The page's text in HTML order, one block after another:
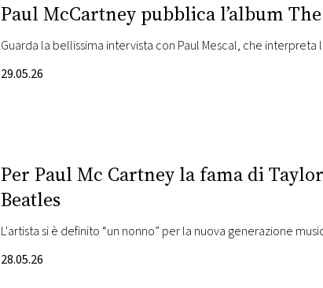
Paul McCartney pubblica l’album
Guarda la bellissima intervista con Paul Mescal, che
29.05.26
Per Paul Mc Cartney la fama di
Beatles
L'artista si è definito “un nonno” per la nuova generazione
28.05.26